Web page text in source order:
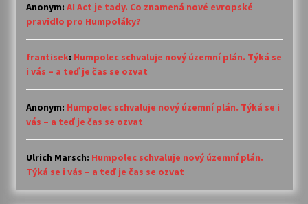
Anonym: AI Act je tady. Co znamená nové evropské
pravidlo pro Humpoláky?
frantisek: Humpolec schvaluje nový územní plán. Týká se
i vás – a teď je čas se ozvat
Anonym: Humpolec schvaluje nový územní plán. Týká se i
vás – a teď je čas se ozvat
Ulrich Marsch: Humpolec schvaluje nový územní plán.
Týká se i vás – a teď je čas se ozvat